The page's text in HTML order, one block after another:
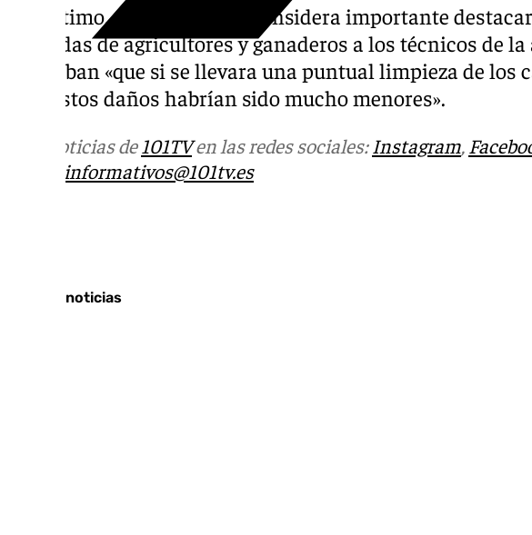
Por último, desde Asaja se considera importante
llamadas de agricultores y ganaderos a los técnicos de
indicaban «que si se llevara una puntual limpieza de los
ríos, estos daños habrían sido mucho menores».
Más noticias de 101TVen las redes sociales: Instagram,
informativos@101tv.es
Últimas noticias